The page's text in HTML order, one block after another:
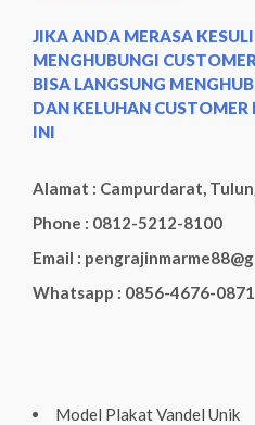
JIKA ANDA MERASA
MENGHUBUNGI
BISA LANGSUNG
DAN KELUHAN
INI
Alamat : Campurdarat,
Phone : 0812-5212-8100
Email :
Whatsapp : 0856-4676-0871
Model Plakat Vandel Unik